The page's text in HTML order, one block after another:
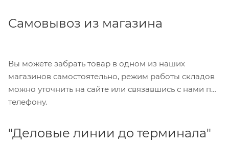
Самовывоз из магазина
Вы можете забрать товар в одном из наших
магазинов самостоятельно, режим работы складов
можно уточнить на сайте или связавшись с нами по
телефону.
"Деловые линии до терминала"